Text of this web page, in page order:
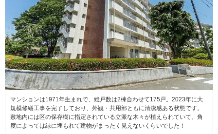
マンションは1971年生まれで、総戸数は2棟合わせて175戸。2023年に大
規模修繕工事を完了しており、外観・共用部ともに清潔感ある状態です。
敷地内には区の保存樹に指定されている立派な木々が植えられていて、角
度によっては緑に埋もれて建物がまったく見えないくらいでした！